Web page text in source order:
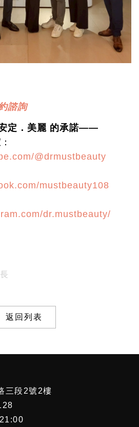
諮詢
定．美麗 的承諾——
：
@drmustbeauty
mustbeauty108
dr.mustbeauty/
返回列表
三段2號2樓